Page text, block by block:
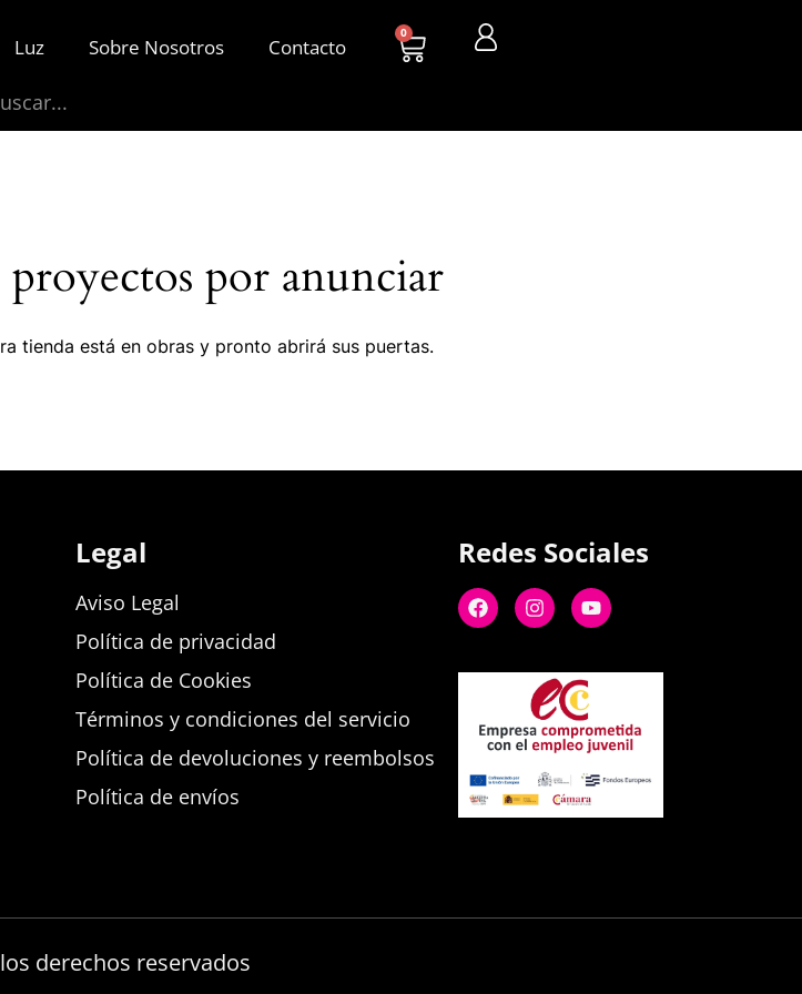
Luz Sobre Nosotros Contacto
0
por anunciar
tienda está en obras y pronto abrirá sus puertas.
Legal
Aviso Legal
Política de privacidad
Política de Cookies
Términos y condiciones del servicio
Política de devoluciones y reembolsos
Política de envíos
Redes Sociales
derechos reservados